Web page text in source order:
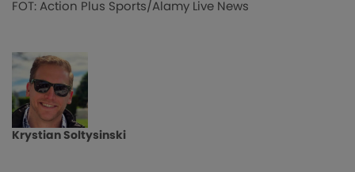
FOT: Action Plus Sports/Alamy Live News
Krystian Soltysinski